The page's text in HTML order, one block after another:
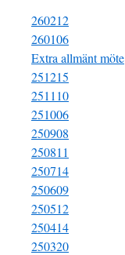
260212
260106
Extra allmänt möte
251215
251110
251006
250908
250811
250714
250609
250512
250414
250320